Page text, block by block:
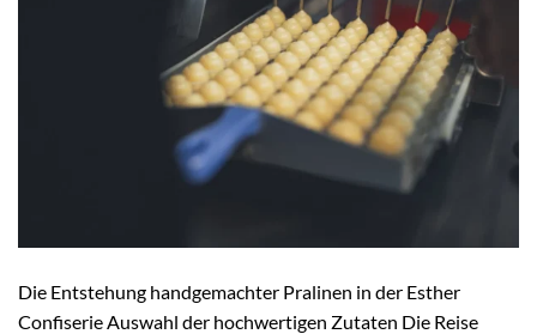
Die Entstehung handgemachter Pralinen in der Esther
Confiserie Auswahl der hochwertigen Zutaten Die Reise